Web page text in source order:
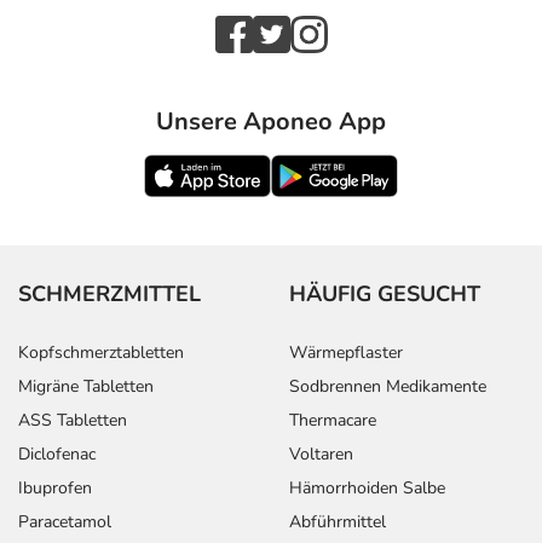
Unsere Aponeo App
SCHMERZMITTEL
Kopfschmerztabletten
Migräne Tabletten
ASS Tabletten
Diclofenac
Ibuprofen
Paracetamol
HÄUFIG GESUCHT
Wärmepflaster
Sodbrennen Medikamente
Thermacare
Voltaren
Hämorrhoiden Salbe
Abführmittel